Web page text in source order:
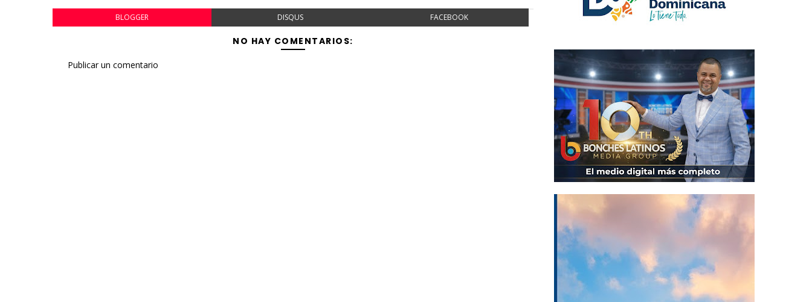
BLOGGER DISQUS FACEBOOK
NO HAY COMENTARIOS:
Publicar un comentario